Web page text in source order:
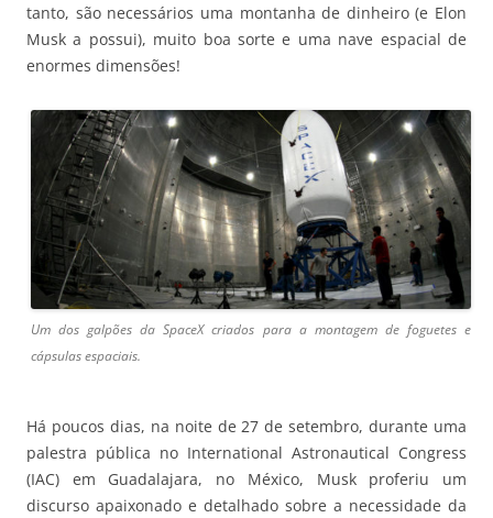
tanto, são necessários uma montanha de dinheiro (e Elon
Musk a possui), muito boa sorte e uma nave espacial de
enormes dimensões!
Um dos galpões da SpaceX criados para a montagem de foguetes e
cápsulas espaciais.
Há poucos dias, na noite de 27 de setembro, durante uma
palestra pública no International Astronautical Congress
(IAC) em Guadalajara, no México, Musk proferiu um
discurso apaixonado e detalhado sobre a necessidade da